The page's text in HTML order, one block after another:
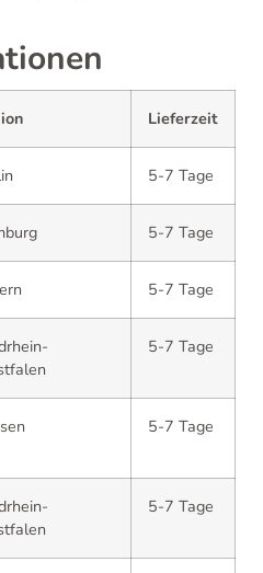
Lieferzeit
5-7 Tage
5-7 Tage
5-7 Tage
5-7 Tage
5-7 Tage
5-7 Tage